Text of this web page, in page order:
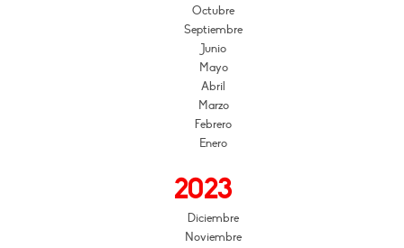
Octubre
Septiembre
Junio
Mayo
Abril
Marzo
Febrero
Enero
2023
Diciembre
Noviembre